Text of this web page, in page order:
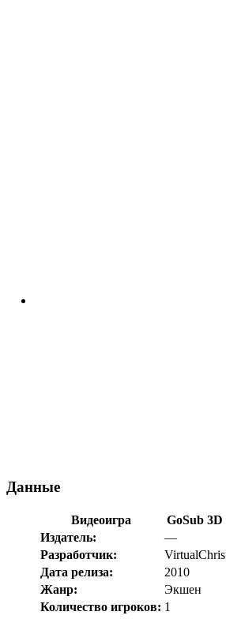
Данные
Видеоигра
GoSub 3D
Издатель:
—
Разработчик:
VirtualChris
Дата релиза:
2010
Жанр:
Экшен
Количество игроков: 1